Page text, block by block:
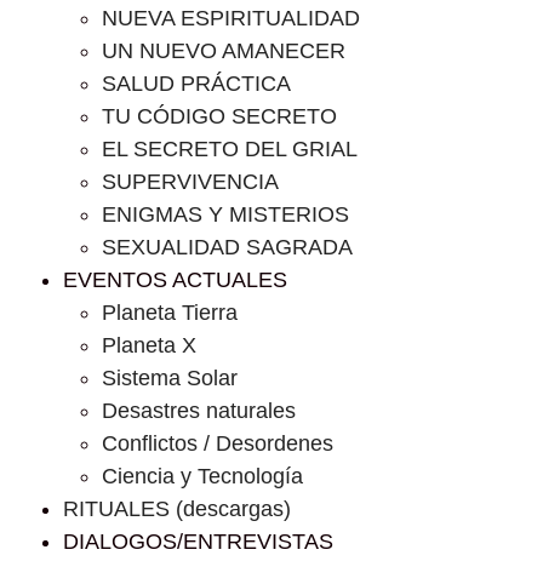
NUEVA ESPIRITUALIDAD
UN NUEVO AMANECER
SALUD PRÁCTICA
TU CÓDIGO SECRETO
EL SECRETO DEL GRIAL
SUPERVIVENCIA
ENIGMAS Y MISTERIOS
SEXUALIDAD SAGRADA
EVENTOS ACTUALES
Planeta Tierra
Planeta X
Sistema Solar
Desastres naturales
Conflictos / Desordenes
Ciencia y Tecnología
RITUALES (descargas)
DIALOGOS/ENTREVISTAS